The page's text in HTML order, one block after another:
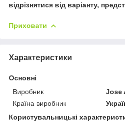
відрізнятися від варіанту,
Приховати
Характеристики
Основні
Виробник
Jose
Країна виробник
Користувальницькі